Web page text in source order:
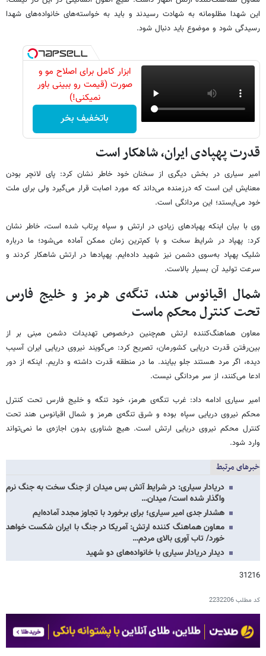
این شهدا مظلومانه به شهادت رسیدند و باید به خواسته‌های خانواده‌های شهدا
رسیدگی شود و موضوع باید دنبال شود.
ابزار کامل برای اصلاح مو و
صورت (قیمت رو ببینی باور
نمیکنی!)
باتخفیف بخر
قدرت پهپادی ایران، شاهکار است
امیر سیاری در بخش دیگری از سخنان خود خاطر نشان کرد: پای لانچر بودن
معنایش این است که درزمنده می‌داند که مورد اصابت قرار می‌گیرد ولی برای ملت
خود می‌ایستد؛ این مردانگی است.
وی با بیان اینکه پهپادهای زیادی در ارتش و سپاه پرتاب شده است، خاطر نشان
کرد: پهپاد در شرایط سخت و با کم‌ترین زمان ممکن آماده می‌شود؛ ما درباره
شلیک پهپاد به‌سوی دشمن نیز شهید داده‌ایم. پهپادها در ارتش شاهکار کردند و
سرعت تولید آن بسیار بالاست.
شمال اقیانوس هند، تنگه‌ی هرمز و خلیج فارس
تحت کنترل محکم ماست
معاون هماهنگ‌کننده ارتش هم‌چنین درخصوص تهدیدات دشمن مبنی بر از
بین‌رفتن قدرت دریایی کشورمان، تصریح کرد: می‌گویند نیروی دریایی ایران آسیب
دیده، اگر مرد هستند جلو بیایند. ما در منطقه قدرت داشته و داریم. اینکه از دور
ادعا می‌کنند، از سر مردانگی نیست.
امیر سیاری ادامه داد: غرب تنگه‌ی هرمز، خود تنگه و خلیج فارس تحت کنترل
محکم نیروی دریایی سپاه بوده و شرق تنگه‌ی هرمز و شمال اقیانوس هند تحت
کنترل محکم نیروی دریایی ارتش است. هیچ شناوری بدون اجازه‌ی ما نمی‌تواند
وارد شود.
خبرهای مرتبط
دریادار سیاری: در شرایط آتش بس میدان از جنگ سخت به جنگ نرم
واگذار شده است/ میدان…
هشدار جدی امیر سیاری؛ برای برخورد با تجاوز مجدد آماده‌ایم
معاون هماهنگ کننده ارتش: آمریکا در جنگ با ایران شکست خواهد
خورد/ تاب آوری بالای مردم…
دیدار دریادار سیاری با خانواده‌های دو شهید
31216
کد مطلب2232206